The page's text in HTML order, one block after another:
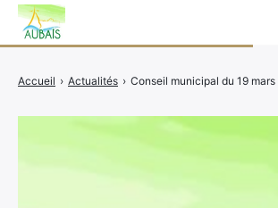
Accueil › Actualités › Conseil municipal du 19